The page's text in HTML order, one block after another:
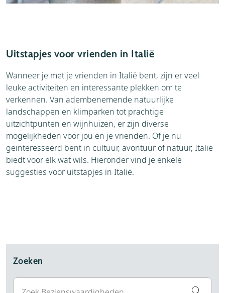
Uitstapjes voor vrienden in Italië
Wanneer je met je vrienden in Italië bent, zijn er veel
leuke activiteiten en interessante plekken om te
verkennen. Van adembenemende natuurlijke
landschappen en klimparken tot prachtige
uitzichtpunten en wijnhuizen, er zijn diverse
mogelijkheden voor jou en je vrienden. Of je nu
geïnteresseerd bent in cultuur, avontuur of natuur, Italië
biedt voor elk wat wils. Hieronder vind je enkele
suggesties voor uitstapjes in Italië.
Zoeken